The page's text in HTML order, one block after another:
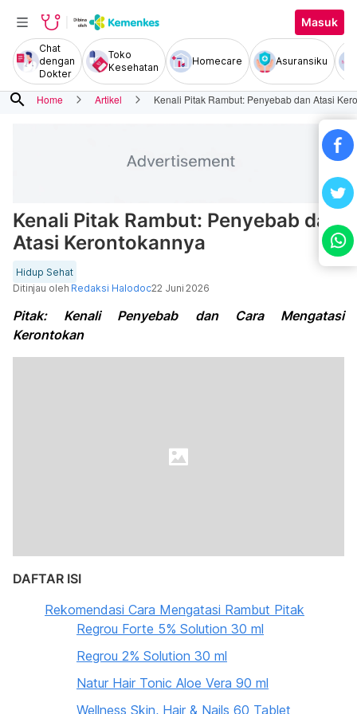
Masuk
Chat
dengan
Dokter
Toko
Kesehatan
Homecare Asuransiku
search Home Artikel Kenali Pitak Rambut: Penyebab dan Atasi
Kenali Pitak Rambut: Penyebab dan
Atasi Kerontokannya
Hidup Sehat
Ditinjau oleh Redaksi Halodoc22 Juni 2026
Pitak: Kenali Penyebab dan Cara Mengatasi
Kerontokan
DAFTAR ISI
Rekomendasi Cara Mengatasi Rambut Pitak
Regrou Forte 5% Solution 30 ml
Regrou 2% Solution 30 ml
Natur Hair Tonic Aloe Vera 90 ml
Wellness Skin, Hair & Nails 60 Tablet